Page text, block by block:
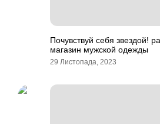
Почувствуй себя звездой!
магазин мужской одежды
29 Листопада, 2023